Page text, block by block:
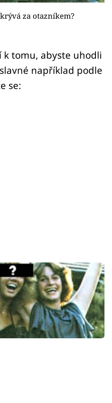
za otazníkem?
tomu, abyste uhodli
například podle
se: